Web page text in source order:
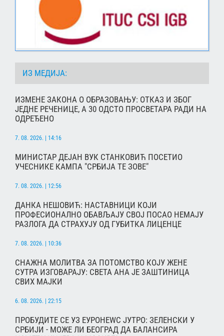
ИЗ МЕДИЈА:
ИЗМЕНЕ ЗАКОНА О ОБРАЗОВАЊУ: ОТКАЗ И ЗБОГ
ЈЕДНЕ РЕЧЕНИЦЕ, А 30 ОДСТО ПРОСВЕТАРА РАДИ НА
ОДРЕЂЕНО
7. 08. 2026. | 14:16
МИНИСТАР ДЕЈАН ВУК СТАНКОВИЋ ПОСЕТИО
УЧЕСНИКЕ КАМПА "СРБИЈА ТЕ ЗОВЕ"
7. 08. 2026. | 12:56
ДАНКА НЕШОВИЋ: НАСТАВНИЦИ КОЈИ
ПРОФЕСИОНАЛНО ОБАВЉАЈУ СВОЈ ПОСАО НЕМАЈУ
РАЗЛОГА ДА СТРАХУЈУ ОД ГУБИТКА ЛИЦЕНЦЕ
7. 08. 2026. | 10:36
СНАЖНА МОЛИТВА ЗА ПОТОМСТВО КОЈУ ЖЕНЕ
СУТРА ИЗГОВАРАЈУ: СВЕТА АНА ЈЕ ЗАШТИНИЦА
СВИХ МАЈКИ
6. 08. 2026. | 22:15
ПРОБУДИТЕ СЕ УЗ ЕУРОНЕWС ЈУТРО: ЗЕЛЕНСКИ У
СРБИЈИ - МОЖЕ ЛИ БЕОГРАД ДА БАЛАНСИРА